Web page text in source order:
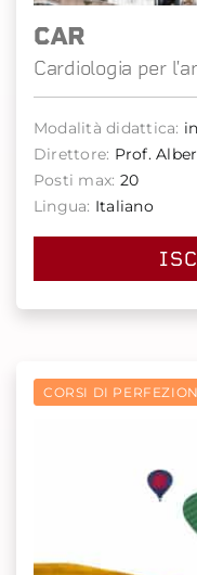
CAR
Cardiologia per
Modalità didattica:
Direttore: Prof.
Posti max: 20
Lingua: Italiano
CORSI DI